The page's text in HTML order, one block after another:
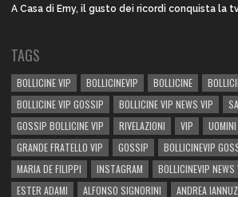
A Casa di Emy, il gusto dei ricordi conquista la
TAGS
BOLLICINE VIP BOLLICINEVIP BOLLICINE
BOLLICINE VIP GOSSIP
BOLLICINE VIP NEWS VIP
GOSSIP BOLLICINE VIP
RIVELAZIONI VIP
GRANDE FRATELLO VIP
GOSSIP BOLLICINEVIP
MARIA DE FILIPPI
INSTAGRAM BOLLICINEVIP NEWS
ESTER ADAMI
ALFONSO SIGNORINI ANDREA